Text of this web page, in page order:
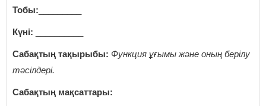
Тобы:
Күні:
Сабақтың тақырыбы: Функция ұғымы және оның берілу
тәсілдері.
Сабақтың мақсаттары: